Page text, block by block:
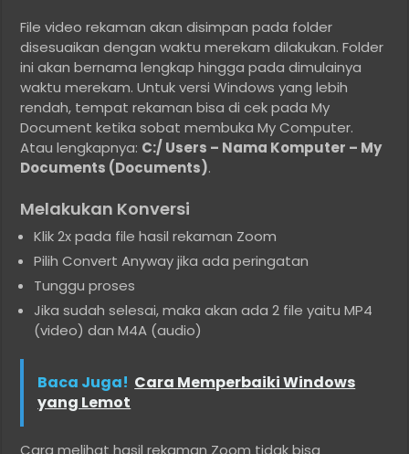
File video rekaman akan disimpan pada folder
disesuaikan dengan waktu merekam dilakukan. Folder
ini akan bernama lengkap hingga pada dimulainya
waktu merekam. Untuk versi Windows yang lebih
rendah, tempat rekaman bisa di cek pada My
Document ketika sobat membuka My Computer.
Atau lengkapnya: C:/ Users – Nama Komputer – My
Documents (Documents).
Melakukan Konversi
Klik 2x pada file hasil rekaman Zoom
Pilih Convert Anyway jika ada peringatan
Tunggu proses
Jika sudah selesai, maka akan ada 2 file yaitu MP4
(video) dan M4A (audio)
Baca Juga! Cara Memperbaiki Windows
yang Lemot